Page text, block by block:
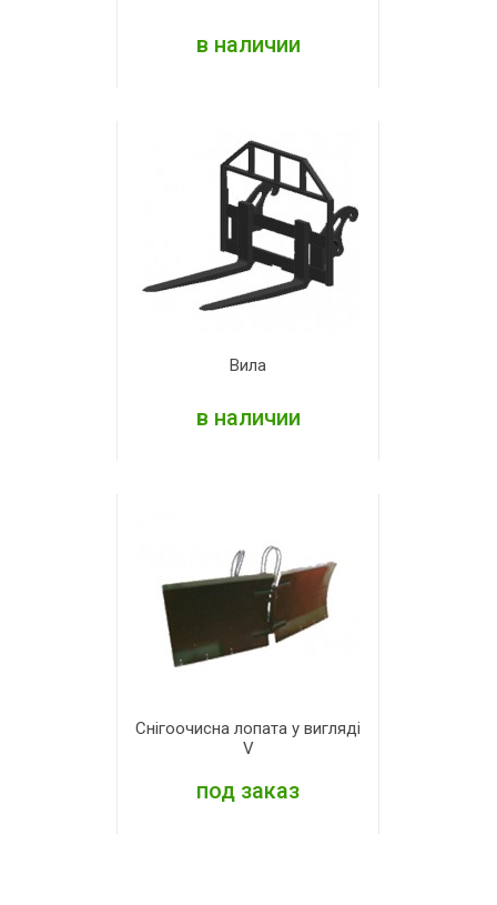
в наличии
Вила
в наличии
Снігоочисна лопата у вигляді
V
под заказ